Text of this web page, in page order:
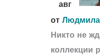
авг
от Людмила
Никто не
коллекции